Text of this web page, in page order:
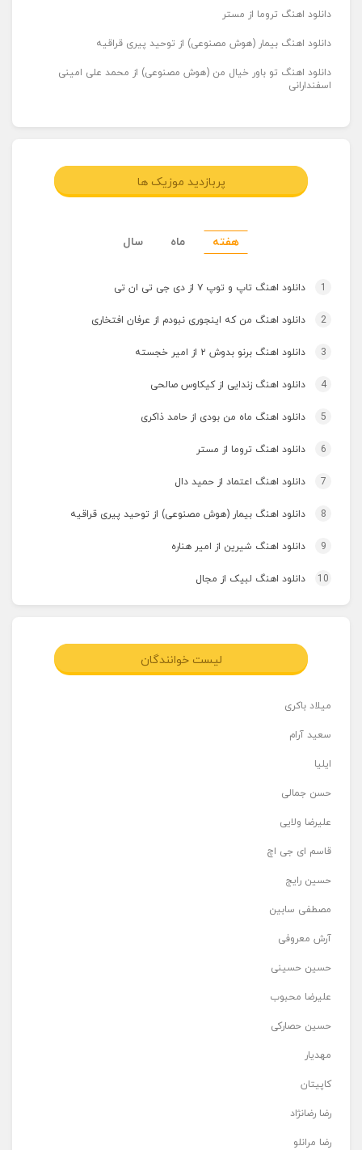
دانلود اهنگ تروما از مستر
دانلود اهنگ بیمار (هوش مصنوعی) از توحید پیری قراقیه
دانلود اهنگ تو باور خیال من (هوش مصنوعی) از محمد علی امینی
اسفندارانی
پربازدید موزیک ها
هفته ماه سال
1 دانلود اهنگ تاپ و توپ ۷ از دی جی تی ان تی
2 دانلود اهنگ من که اینجوری نبودم از عرفان افتخاری
3 دانلود اهنگ برنو بدوش ۲ از امیر خجسته
4 دانلود اهنگ زندایی از کیکاوس صالحی
5 دانلود اهنگ ماه من بودی از حامد ذاکری
6 دانلود اهنگ تروما از مستر
7 دانلود اهنگ اعتماد از حمید دال
8 دانلود اهنگ بیمار (هوش مصنوعی) از توحید پیری قراقیه
9 دانلود اهنگ شیرین از امیر هناره
10 دانلود اهنگ لبیک از مجال
لیست خوانندگان
میلاد باکری
سعید آرام
ایلیا
حسن جمالی
علیرضا ولایی
قاسم ای جی اچ
حسین رایج
مصطفی سابین
آرش معروفی
حسین حسینی
علیرضا محبوب
حسین حصارکی
مهدیار
کاپیتان
رضا رضانژاد
رضا مرانلو